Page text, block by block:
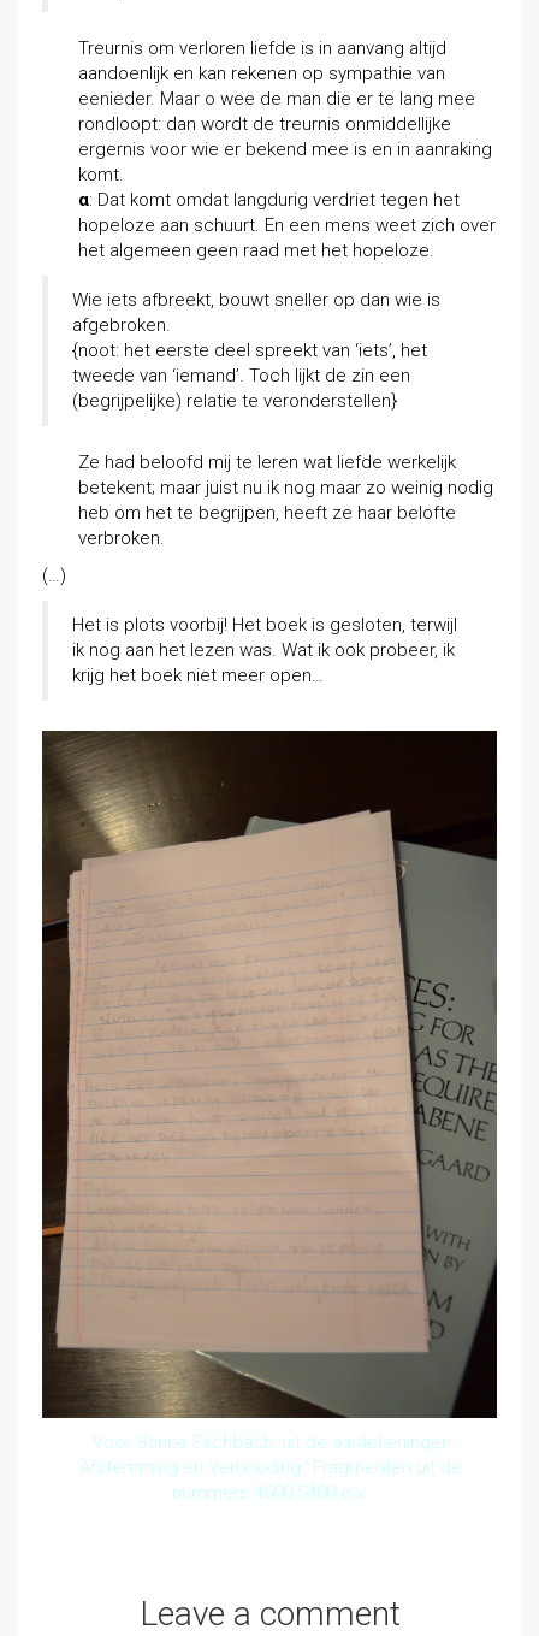
Treurnis om verloren liefde is in aanvang altijd
aandoenlijk en kan rekenen op sympathie van
eenieder. Maar o wee de man die er te lang mee
rondloopt: dan wordt de treurnis onmiddellijke
ergernis voor wie er bekend mee is en in aanraking
komt.
α: Dat komt omdat langdurig verdriet tegen het
hopeloze aan schuurt. En een mens weet zich over
het algemeen geen raad met het hopeloze.
Wie iets afbreekt, bouwt sneller op dan wie is
afgebroken.
{noot: het eerste deel spreekt van ‘iets’, het
tweede van ‘iemand’. Toch lijkt de zin een
(begrijpelijke) relatie te veronderstellen}
Ze had beloofd mij te leren wat liefde werkelijk
betekent; maar juist nu ik nog maar zo weinig nodig
heb om het te begrijpen, heeft ze haar belofte
verbroken.
(…)
Het is plots voorbij! Het boek is gesloten, terwijl
ik nog aan het lezen was. Wat ik ook probeer, ik
krijg het boek niet meer open…
Voor Sanne Eschbach; uit de aantekeningen
‘Afstemming en Verhouding.’ Fragmenten uit de
nummers 4600-5400 e.v.
Leave a comment